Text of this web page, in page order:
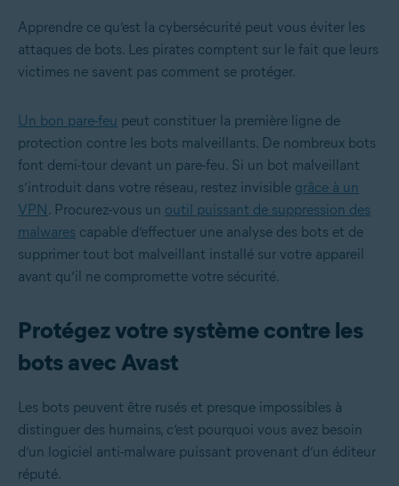
Apprendre ce qu’est la cybersécurité peut vous éviter les
attaques de bots. Les pirates comptent sur le fait que leurs
victimes ne savent pas comment se protéger.
Un bon pare-feu peut constituer la première ligne de
protection contre les bots malveillants. De nombreux bots
font demi-tour devant un pare-feu. Si un bot malveillant
s’introduit dans votre réseau, restez invisible grâce à un
VPN . Procurez-vous un outil puissant de suppression des
malwares capable d’effectuer une analyse des bots et de
supprimer tout bot malveillant installé sur votre appareil
avant qu’il ne compromette votre sécurité.
Protégez votre système contre les
bots avec Avast
Les bots peuvent être rusés et presque impossibles à
distinguer des humains, c’est pourquoi vous avez besoin
d’un logiciel anti-malware puissant provenant d’un éditeur
réputé.